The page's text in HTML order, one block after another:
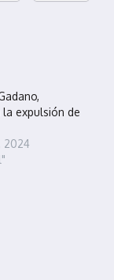
expulsión de
2024